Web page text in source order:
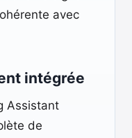
avec
intégrée
Assistant
de